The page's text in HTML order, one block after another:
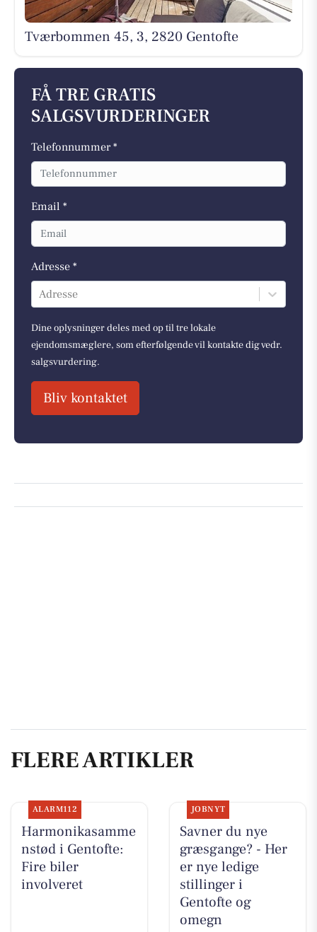
Tværbommen 45, 3, 2820 Gentofte
FÅ TRE GRATIS
SALGSVURDERINGER
Telefonnummer *
Email *
Adresse *
Adresse
Dine oplysninger deles med op til tre lokale
ejendomsmæglere, som efterfølgende vil kontakte dig vedr.
salgsvurdering.
Bliv kontaktet
FLERE ARTIKLER
ALARM112
Harmonikasamme
nstød i Gentofte:
Fire biler
involveret
JOBNYT
Savner du nye
græsgange? - Her
er nye ledige
stillinger i
Gentofte og
omegn